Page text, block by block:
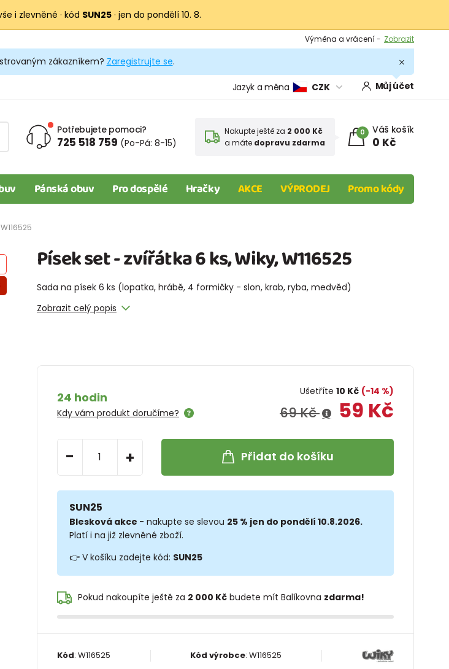
i zlevněné · kód SUN25 · jen do pondělí 10. 8.
Výměna a vrácení - Zobrazit
Podmínky
zákazníkem? Zaregistrujte se.
Jazyk a měna CZK Můj účet
Potřebujete pomoci?
725 518 759 (Po-Pá: 8-15)
Nakupte ještě za 2 000 Kč
a máte dopravu zdarma
0 Váš košík
0 Kč
Pánská obuv Pro dospělé Hračky AKCE VÝPRODEJ Promo kódy
Písek set - zvířátka 6 ks, Wiky, W116525
Sada na písek 6 ks (lopatka, hrábě, 4 formičky - slon, krab, ryba, medvěd)
Zobrazit celý popis
24 hodin
Kdy vám produkt doručíme?
Ušetříte10 Kč (-14 %)
69 Kč 59 Kč
- + Přidat do košíku
SUN25
Blesková akce - nakupte se slevou 25 % jen do pondělí 10.8.2026.
Platí i na již zlevněné zboží.
👉 V košíku zadejte kód: SUN25
Pokud nakoupíte ještě za 2 000 Kčbudete mít Balíkovna zdarma!
Kód: W116525 Kód výrobce:W116525